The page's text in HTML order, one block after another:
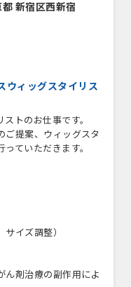
新宿区西新宿
ウィッグスタイリス
トのお仕事です。
ご提案、ウィッグスタ
ていただきます。
イズ調整）
ん剤治療の副作用によ